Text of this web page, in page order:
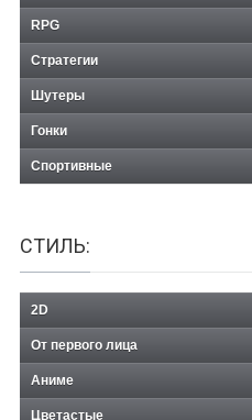
RPG
Стратегии
Шутеры
Гонки
Спортивные
СТИЛЬ:
2D
От первого лица
Аниме
Цветастые